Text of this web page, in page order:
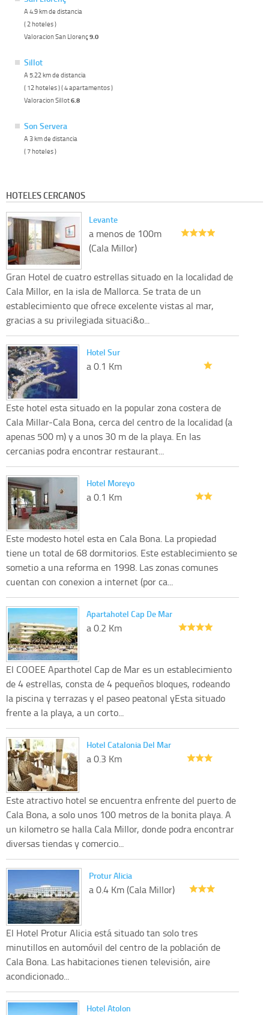
A 4.9 km de distancia
( 2 hoteles )
Valoracion San Llorenç9.0
Sillot
A 5.22 km de distancia
( 12 hoteles ) ( 4 apartamentos )
Valoracion Sillot6.8
Son Servera
A 3 km de distancia
( 7 hoteles )
HOTELES CERCANOS
Levante
a menos de 100m
(Cala Millor)
Gran Hotel de cuatro estrellas situado en la localidad de
Cala Millor, en la isla de Mallorca. Se trata de un
establecimiento que ofrece excelente vistas al mar,
gracias a su privilegiada situaci&o...
Hotel Sur
a 0.1 Km
Este hotel esta situado en la popular zona costera de
Cala Millar-Cala Bona, cerca del centro de la localidad (a
apenas 500 m) y a unos 30 m de la playa. En las
cercanias podra encontrar restaurant...
Hotel Moreyo
a 0.1 Km
Este modesto hotel esta en Cala Bona. La propiedad
tiene un total de 68 dormitorios. Este establecimiento se
sometio a una reforma en 1998. Las zonas comunes
cuentan con conexion a internet (por ca...
Apartahotel Cap De Mar
a 0.2 Km
El COOEE Aparthotel Cap de Mar es un establecimiento
de 4 estrellas, consta de 4 pequeños bloques, rodeando
la piscina y terrazas y el paseo peatonal yEsta situado
frente a la playa, a un corto...
Hotel Catalonia Del Mar
a 0.3 Km
Este atractivo hotel se encuentra enfrente del puerto de
Cala Bona, a solo unos 100 metros de la bonita playa. A
un kilometro se halla Cala Millor, donde podra encontrar
diversas tiendas y comercio...
Protur Alicia
a 0.4 Km (Cala Millor)
El Hotel Protur Alicia está situado tan solo tres
minutillos en automóvil del centro de la población de
Cala Bona. Las habitaciones tienen televisión, aire
acondicionado...
Hotel Atolon